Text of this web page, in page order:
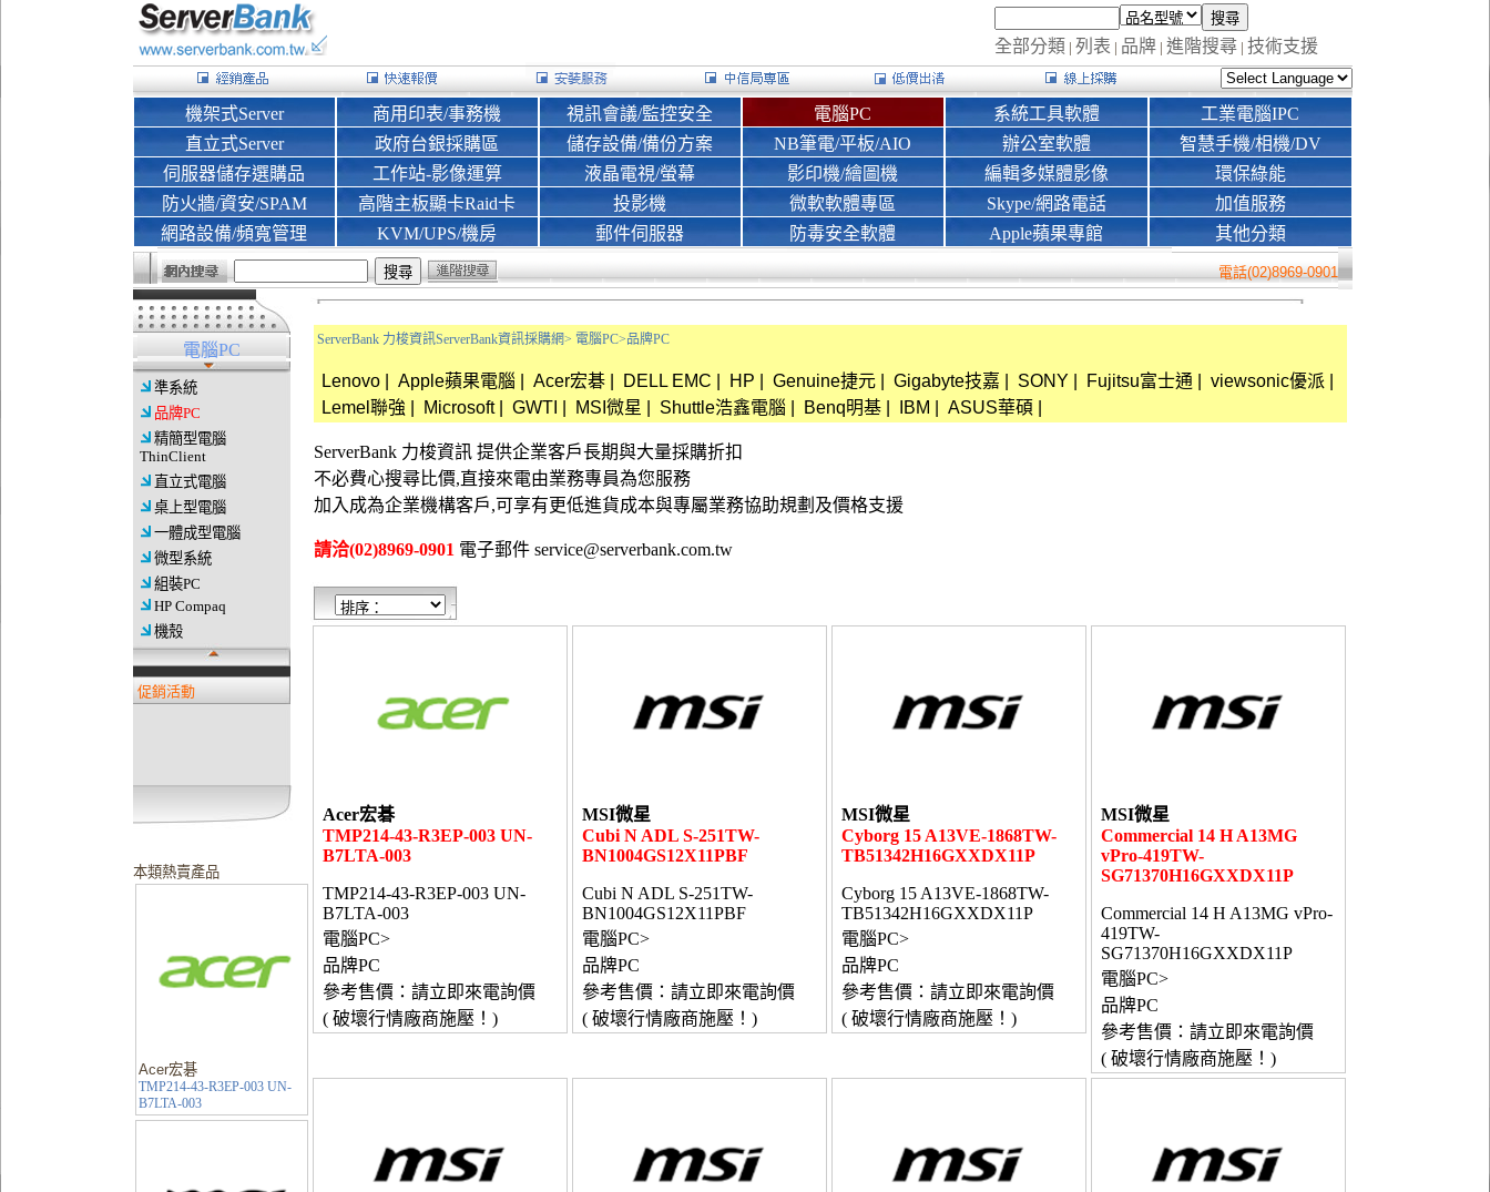
全部分類 | 列表 | 品牌| 進階搜尋| 技術支援
機架式Server
直立式Server
伺服器儲存選購品
防火牆/資安/SPAM
網路設備/頻寬管理
商用印表/事務機
政府台銀採購區
工作站-影像運算
高階主板顯卡Raid卡
KVM/UPS/機房
視訊會議/監控安全
儲存設備/備份方案
液晶電視/螢幕
投影機
郵件伺服器
電腦PC
NB筆電/平板/AIO
影印機/繪圖機
微軟軟體專區
防毒安全軟體
系統工具軟體
辦公室軟體
編輯多媒體影像
Skype/網路電話
Apple蘋果專館
工業電腦IPC
智慧手機/相機/DV
環保綠能
加值服務
其他分類
電話(02)8969-0901
電腦PC
準系統
品牌PC
精簡型電腦
ThinClient
直立式電腦
桌上型電腦
一體成型電腦
微型系統
組裝PC
HP Compaq
機殼
促銷活動
本類熱賣產品
Acer宏碁
TMP214-43-R3EP-003 UN-
B7LTA-003
ServerBank 力梭資訊ServerBank資訊採購網> 電腦PC>品牌PC
Lenovo Apple蘋果電腦 Acer宏碁 DELL EMC HP Genuine捷元 Gigabyte技嘉 SONY Fujitsu富士通 viewsonic優派
Lemel聯強
Microsoft GWTI MSI微星 Shuttle浩鑫電腦 Benq明基 IBM ASUS華碩
ServerBank 力梭資訊 提供企業客戶長期與大量採購折扣
不必費心搜尋比價,直接來電由業務專員為您服務
加入成為企業機構客戶,可享有更低進貨成本與專屬業務協助規劃及價格支援
請洽(02)8969-0901 電子郵件 service@serverbank.com.tw
Acer宏碁
TMP214-43-R3EP-003 UN-
B7LTA-003
TMP214-43-R3EP-003 UN-
B7LTA-003
電腦PC>
品牌PC
參考售價：請立即來電詢價
( 破壞行情廠商施壓！)
MSI微星
Cubi N ADL S-251TW-
BN1004GS12X11PBF
Cubi N ADL S-251TW-
BN1004GS12X11PBF
電腦PC>
品牌PC
參考售價：請立即來電詢價
( 破壞行情廠商施壓！)
MSI微星
Cyborg 15 A13VE-1868TW-
TB51342H16GXXDX11P
Cyborg 15 A13VE-1868TW-
TB51342H16GXXDX11P
電腦PC>
品牌PC
參考售價：請立即來電詢價
( 破壞行情廠商施壓！)
MSI微星
Commercial 14 H A13MG
vPro-419TW-
SG71370H16GXXDX11P
Commercial 14 H A13MG vPro-
419TW-
SG71370H16GXXDX11P
電腦PC>
品牌PC
參考售價：請立即來電詢價
( 破壞行情廠商施壓！)